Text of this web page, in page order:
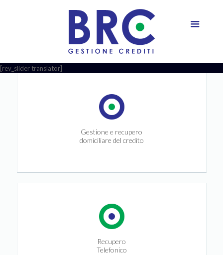
[rev_slider translator]
Gestione e recupero
domiciliare del credito
Recupero
Telefonico